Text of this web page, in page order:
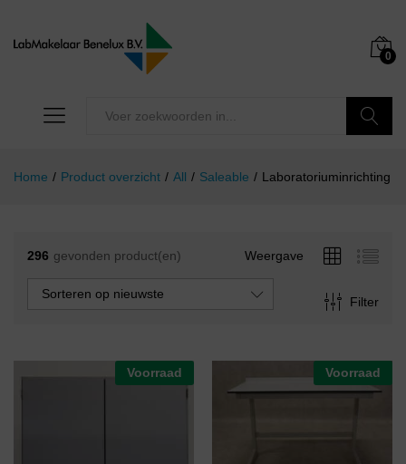
0
Home / Product overzicht / All / Saleable / Laboratoriuminrichting
296 gevonden product(en) Weergave
Filter
Sorteren op nieuwste
Voorraad Voorraad